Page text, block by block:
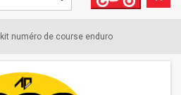
kit numéro de course enduro